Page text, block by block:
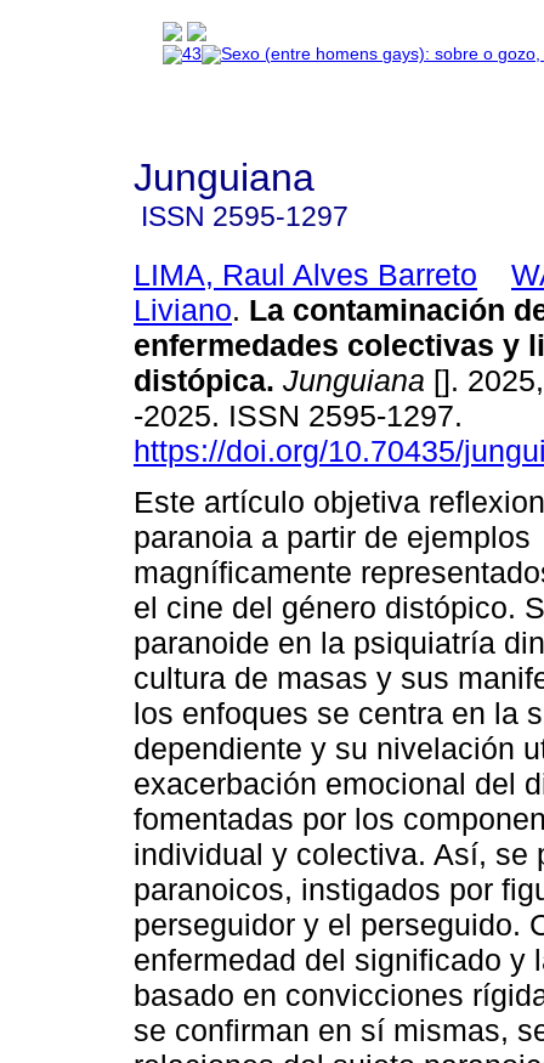
Junguiana
ISSN 2595-1297
LIMA, Raul Alves Barreto
Liviano. La contaminación
enfermedades colectivas y
distópica. Junguiana [].
-2025. ISSN 2595-1297.
https://doi.org/10.70435/
Este artículo objetiva
paranoia a partir de ejemplos
magníficamente
el cine del género distópico.
paranoide en la psiquiatría
cultura de masas y sus
los enfoques se centra en la
dependiente y su nivelación
exacerbación emocional del
fomentadas por los
individual y colectiva. Así, se
paranoicos, instigados por
perseguidor y el perseguido.
enfermedad del significado y
basado en convicciones
se confirman en sí mismas,